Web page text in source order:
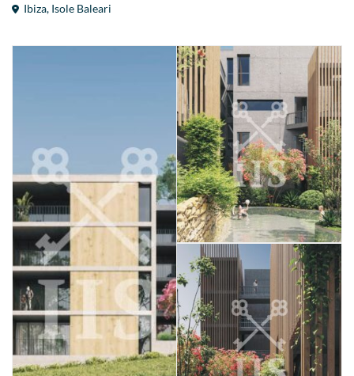
Ibiza, Isole Baleari